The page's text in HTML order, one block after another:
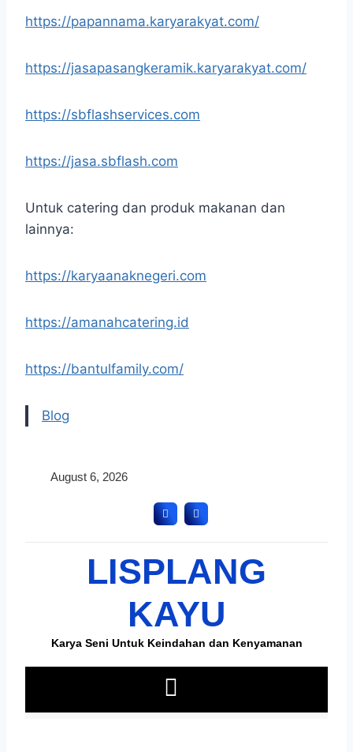
https://papannama.karyarakyat.com/
https://jasapasangkeramik.karyarakyat.com/
https://sbflashservices.com
https://jasa.sbflash.com
Untuk catering dan produk makanan dan
lainnya:
https://karyaanaknegeri.com
https://amanahcatering.id
https://bantulfamily.com/
Blog